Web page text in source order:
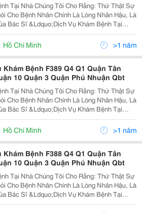
Tại Nhà Chúng Tôi Cho Rằng: Thứ Thật Sự
Cho Bệnh Nhân Chính Là Lòng Nhân Hậu, Là
Bác Sĩ &Ldquo;Dịch Vụ Khám Bệnh Tại
Nhằm Đáp Ứng Nhu Cầu Của Khách Hàng
Đến Bệnh Viện Do Sức Khỏe, Tuổi Tác,
Hồ Chí Minh >1 năm
Khám Bệnh F389 Q4 Q1 Quận Tân
10 Quận 3 Quận Phú Nhuận Qbt
Tại Nhà Chúng Tôi Cho Rằng: Thứ Thật Sự
Cho Bệnh Nhân Chính Là Lòng Nhân Hậu, Là
Bác Sĩ &Ldquo;Dịch Vụ Khám Bệnh Tại
Nhằm Đáp Ứng Nhu Cầu Của Khách Hàng
Đến Bệnh Viện Do Sức Khỏe, Tuổi Tác,
Hồ Chí Minh >1 năm
Khám Bệnh F388 Q4 Q1 Quận Tân
10 Quận 3 Quận Phú Nhuận Qbt
Tại Nhà Chúng Tôi Cho Rằng: Thứ Thật Sự
Cho Bệnh Nhân Chính Là Lòng Nhân Hậu, Là
Bác Sĩ &Ldquo;Dịch Vụ Khám Bệnh Tại
Nhằm Đáp Ứng Nhu Cầu Của Khách Hàng